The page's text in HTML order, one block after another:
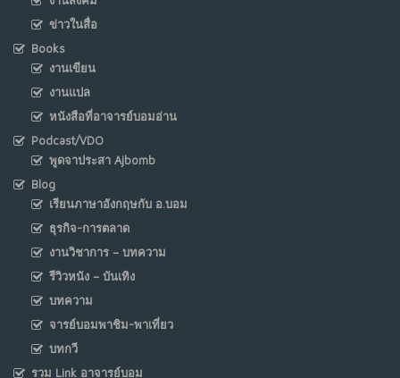
ข่าวในสื่อ
Books
งานเขียน
งานแปล
หนังสือที่อาจารย์บอมอ่าน
Podcast/VDO
พูดจาประสา Ajbomb
Blog
เรียนภาษาอังกฤษกับ อ.บอม
ธุรกิจ-การตลาด
งานวิชาการ – บทความ
รีวิวหนัง – บันเทิง
บทความ
จารย์บอมพาชิม-พาเที่ยว
บทกวี
รวม Link อาจารย์บอม